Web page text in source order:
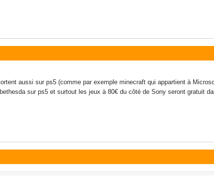
aussi sur ps5 (comme par exemple minecraft qui appartient à
sur ps5 et surtout les jeux à 80€ du côté de Sony seront gratuit